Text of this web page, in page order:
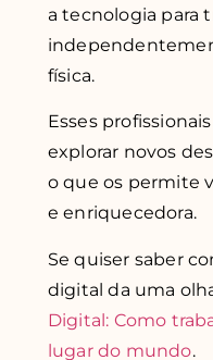
a tecnologia para
física.
Esses
explorar novos
o que os permite
e enriquecedora.
Se quiser saber
digital da uma
Digital: Como
lugar do mundo.